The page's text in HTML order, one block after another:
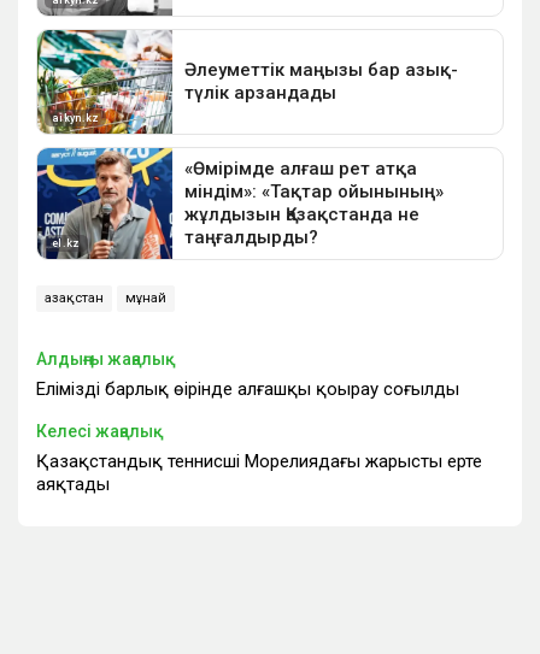
Қазақстан мұнай
Алдыңғы жаңалық
Еліміздің барлық өңірінде алғашқы қоңырау соғылды
Келесі жаңалық
Қазақстандық теннисші Морелиядағы жарысты ерте
аяқтады